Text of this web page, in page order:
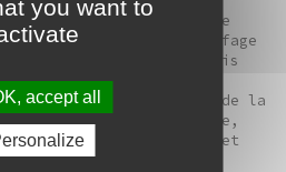
vers un milieu à haute
un système de chauffage
des salles tandis
réfrigération si l’on
des salles. Dans le cas de la
la pompe est réversible,
à la fois à chauffer et
la saison.
you want to
accept all